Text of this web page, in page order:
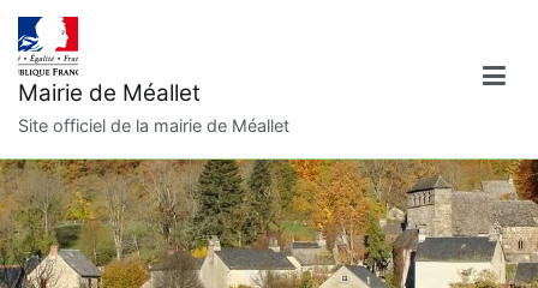
Aller
contenu
Mairie de Méallet
Site officiel de la mairie de Méallet